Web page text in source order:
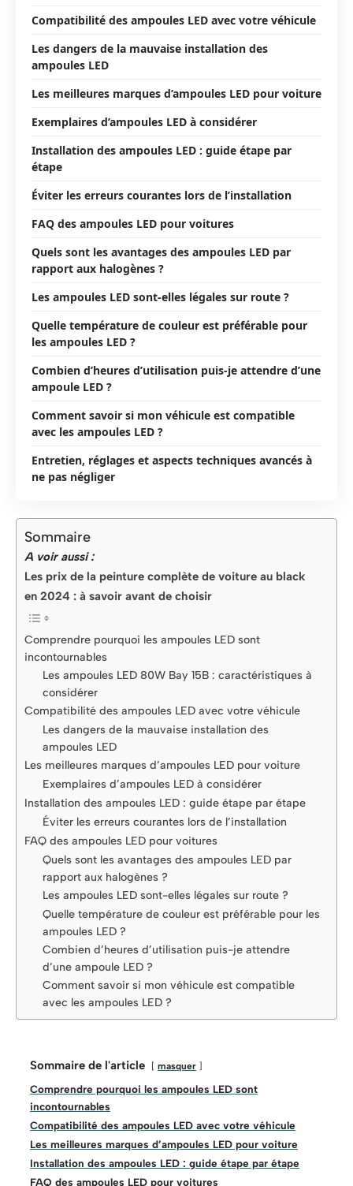
Compatibilité des ampoules LED avec votre véhicule
Les dangers de la mauvaise installation des
ampoules LED
Les meilleures marques d’ampoules LED pour voiture
Exemplaires d’ampoules LED à considérer
Installation des ampoules LED : guide étape par
étape
Éviter les erreurs courantes lors de l’installation
FAQ des ampoules LED pour voitures
Quels sont les avantages des ampoules LED par
rapport aux halogènes ?
Les ampoules LED sont-elles légales sur route ?
Quelle température de couleur est préférable pour
les ampoules LED ?
Combien d’heures d’utilisation puis-je attendre d’une
ampoule LED ?
Comment savoir si mon véhicule est compatible
avec les ampoules LED ?
Entretien, réglages et aspects techniques avancés à
ne pas négliger
Sommaire
A voir aussi :
Les prix de la peinture complète de voiture au black
en 2024 : à savoir avant de choisir
Comprendre pourquoi les ampoules LED sont
incontournables
Les ampoules LED 80W Bay 15B : caractéristiques à
considérer
Compatibilité des ampoules LED avec votre véhicule
Les dangers de la mauvaise installation des
ampoules LED
Les meilleures marques d’ampoules LED pour voiture
Exemplaires d’ampoules LED à considérer
Installation des ampoules LED : guide étape par étape
Éviter les erreurs courantes lors de l’installation
FAQ des ampoules LED pour voitures
Quels sont les avantages des ampoules LED par
rapport aux halogènes ?
Les ampoules LED sont-elles légales sur route ?
Quelle température de couleur est préférable pour les
ampoules LED ?
Combien d’heures d’utilisation puis-je attendre
d’une ampoule LED ?
Comment savoir si mon véhicule est compatible
avec les ampoules LED ?
Sommaire de l'article masquer
Comprendre pourquoi les ampoules LED sont
incontournables
Compatibilité des ampoules LED avec votre véhicule
Les meilleures marques d’ampoules LED pour voiture
Installation des ampoules LED : guide étape par étape
FAQ des ampoules LED pour voitures